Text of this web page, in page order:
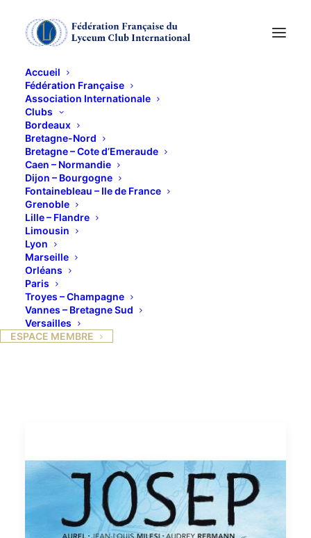
Accueil
Fédération Française
Association Internationale
Clubs
Bordeaux
Bretagne-Nord
Bretagne – Cote d’Emeraude
Caen – Normandie
Dijon – Bourgogne
Fontainebleau – Ile de France
Grenoble
Lille – Flandre
Limousin
Lyon
Marseille
Orléans
Paris
Troyes – Champagne
Vannes – Bretagne Sud
Versailles
ESPACE MEMBRE